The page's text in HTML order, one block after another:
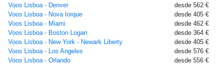
Voos Lisboa - Denver
desde 562 €
Voos Lisboa - Nova Iorque
desde 405 €
Voos Lisboa - Miami
desde 462 €
Voos Lisboa - Boston Logan
desde 364 €
Voos Lisboa - New York - Newark Liberty
desde 405 €
Voos Lisboa - Los Angeles
desde 576 €
Voos Lisboa - Orlando
desde 556 €